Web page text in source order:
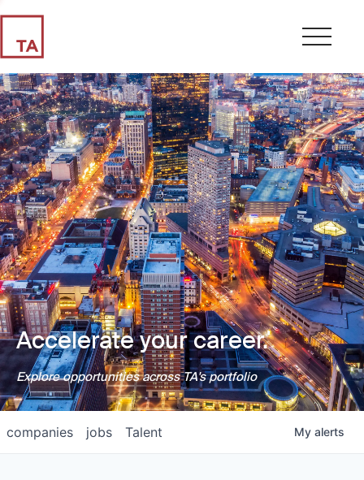
Accelerate your career.
Explore opportunities across TA's portfolio
jobs
companies Talent My alerts